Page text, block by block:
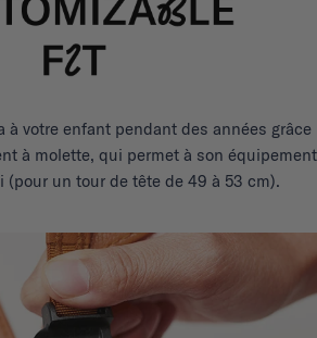
à votre enfant pendant des années grâce
à molette, qui permet à son équipement
(pour un tour de tête de 49 à 53 cm).